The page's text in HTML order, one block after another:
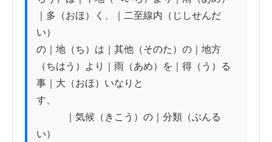
｜多（おほ）く、｜二至線内（じしせんだ
い）
の｜地（ち）は｜其他（そのた）の｜地方
（ちはう）より｜雨（あめ）を｜得（う）る
事｜大（おほ）いなりと
す、
｜気候（きこう）の｜分類（ぶんる
い）